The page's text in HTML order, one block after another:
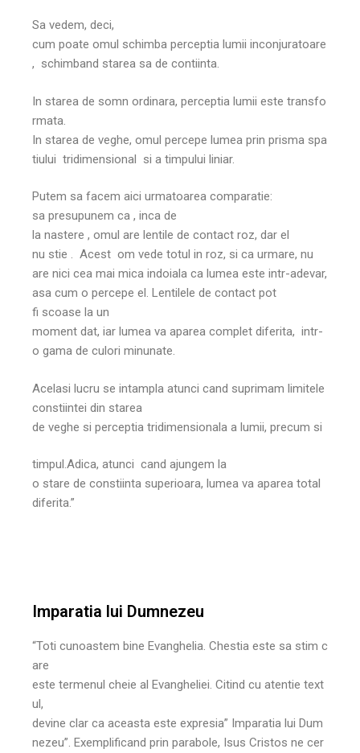
Sa vedem, deci,
cum poate omul schimba perceptia lumii inconjuratoare
, schimband starea sa de contiinta.
In starea de somn ordinara, perceptia lumii este transfo
rmata.
In starea de veghe, omul percepe lumea prin prisma spa
tiului tridimensional si a timpului liniar.
Putem sa facem aici urmatoarea comparatie:
sa presupunem ca , inca de
la nastere , omul are lentile de contact roz, dar el
nu stie . Acest om vede totul in roz, si ca urmare, nu
are nici cea mai mica indoiala ca lumea este intr-adevar,
asa cum o percepe el. Lentilele de contact pot
fi scoase la un
moment dat, iar lumea va aparea complet diferita, intr-
o gama de culori minunate.
Acelasi lucru se intampla atunci cand suprimam limitele
constiintei din starea
de veghe si perceptia tridimensionala a lumii, precum si
timpul.Adica, atunci cand ajungem la
o stare de constiinta superioara, lumea va aparea total
diferita.”
Imparatia lui Dumnezeu
“Toti cunoastem bine Evanghelia. Chestia este sa stim c
are
este termenul cheie al Evangheliei. Citind cu atentie text
ul,
devine clar ca aceasta este expresia” Imparatia lui Dum
nezeu”. Exemplificand prin parabole, Isus Cristos ne cer